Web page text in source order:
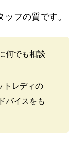
フの質です。
何でも相談
トレディの
バイスをも